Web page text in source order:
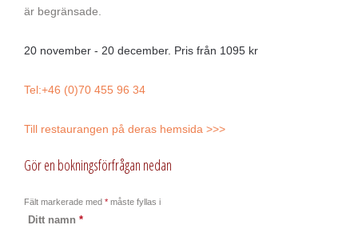
är begränsade.
20 november - 20 december. Pris från 1095 kr
Tel:+46 (0)70 455 96 34
Till restaurangen på deras hemsida >>>
Gör en bokningsförfrågan nedan
Fält markerade med * måste fyllas i
Ditt namn *